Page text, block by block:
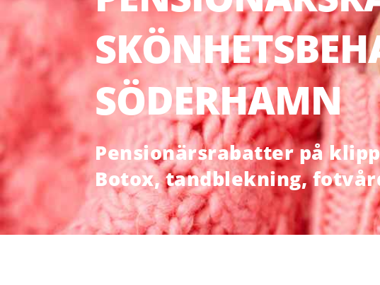
SÖDERHAMN
Pensionärsrabatter på
Botox, tandblekning,